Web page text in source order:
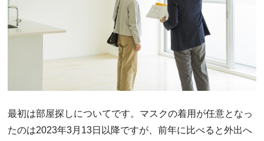
最初は部屋探しについてです。マスクの着用が任意となっ
たのは2023年3月13日以降ですが、前年に比べると外出へ